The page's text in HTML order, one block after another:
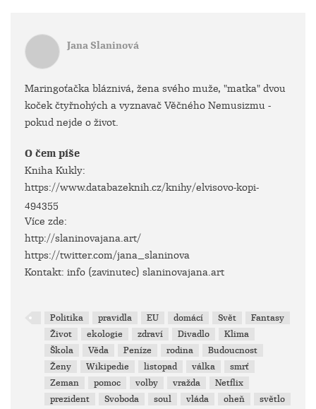
Jana Slaninová
Maringoťačka bláznivá, žena svého muže, "matka" dvou
koček čtyřnohých a vyznavač Věčného Nemusizmu -
pokud nejde o život.
O čem píše
Kniha Kukly:
https://www.databazeknih.cz/knihy/elvisovo-kopi-
494355
Více zde:
http://slaninovajana.art/
https://twitter.com/jana_slaninova
Kontakt: info (zavinutec) slaninovajana.art
Politika pravidla EU domácí Svět
Fantasy
Život
ekologie zdraví Divadlo
Klima
Škola
Věda Peníze rodina
Budoucnost
Ženy
Wikipedie listopad válka
smrť
Zeman
pomoc volby vražda
Netflix
prezident
Svoboda soul vláda oheň
světlo